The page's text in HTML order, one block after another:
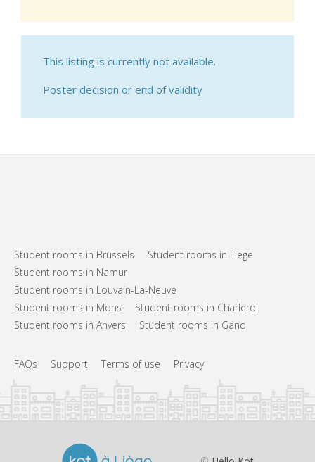
This listing is currently not available.
Poster decision or end of validity
Student rooms in Brussels
Student rooms in Liege
Student rooms in Namur
Student rooms in Louvain-La-Neuve
Student rooms in Mons
Student rooms in Charleroi
Student rooms in Anvers
Student rooms in Gand
FAQs Support Terms of use Privacy